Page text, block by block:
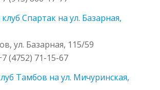
Спартак на ул. Базарная,
ул. Базарная, 115/59
(4752) 71-15-67
Тамбов на ул. Мичуринская,